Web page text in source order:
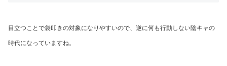
目立つことで袋叩きの対象になりやすいので、逆に何も行動しない陰キャの
時代になっていますね。